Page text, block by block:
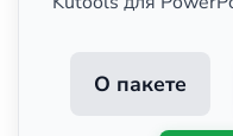
О пакете